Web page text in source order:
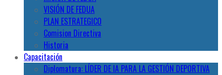
VISIÓN DE FEDUA
PLAN ESTRATEGICO
Comision Directiva
Historia
Capacitación
Diplomatura: LÍDER DE IA PARA LA GESTIÓN DEPORTIVA